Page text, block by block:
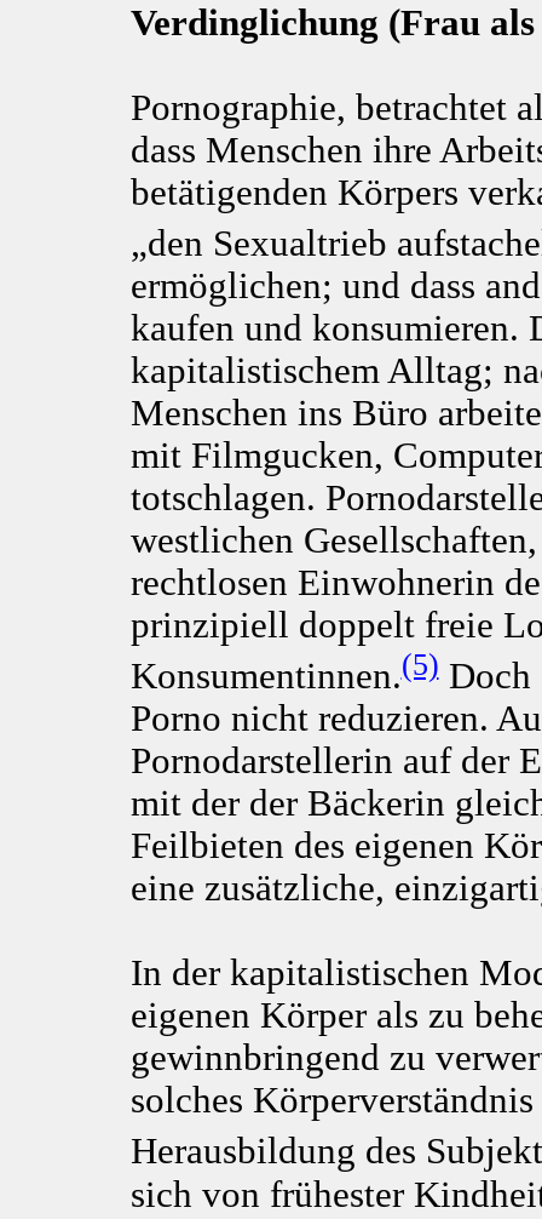
Verdinglichung (Frau
Pornographie, betrachtet
dass Menschen ihre
betätigenden Körpers
„den Sexualtrieb
ermöglichen; und dass
kaufen und konsumieren.
kapitalistischem Alltag;
Menschen ins Büro
mit Filmgucken,
totschlagen.
westlichen
rechtlosen Einwohnerin
prinzipiell doppelt freie
Konsumentinnen.(5)Doch
Porno nicht reduzieren.
Pornodarstellerin auf der
mit der der Bäckerin
Feilbieten des eigenen
eine zusätzliche,
In der kapitalistischen
eigenen Körper als zu
gewinnbringend zu
solches
Herausbildung des
sich von frühester